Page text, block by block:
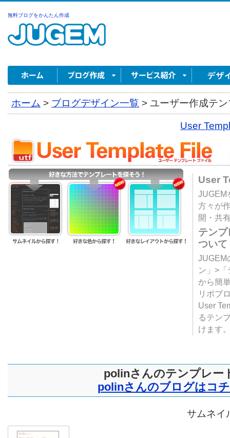
無料ブログをかんたん作成
ホーム > ブログデザイン一覧 > ユーザー作成テ
User
User
JUGEM
方々が
開・共
テン
ついて
JUGEM
ン」>
から簡
リポブ
User
るテン
けます
polinさんのテンプレー
polinさんのブログはコ
サムネイ